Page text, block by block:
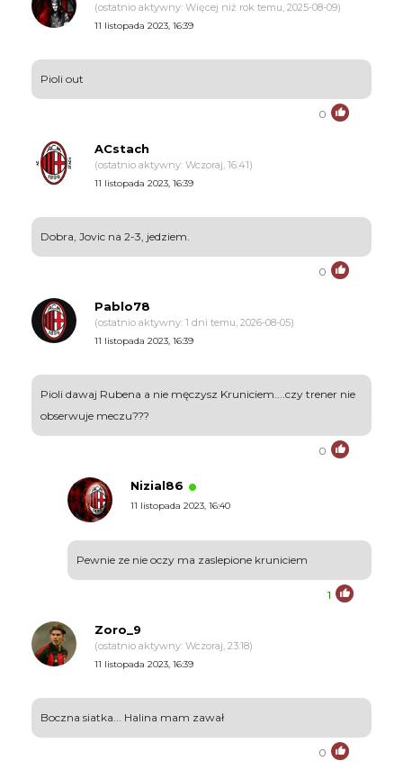
(ostatnio aktywny: Więcej niż rok temu, 2025-08-09)
11 listopada 2023, 16:39
Pioli out
0
ACstach
(ostatnio aktywny: Wczoraj, 16:41)
11 listopada 2023, 16:39
Dobra, Jovic na 2-3, jedziem.
0
Pablo78
(ostatnio aktywny: 1 dni temu, 2026-08-05)
11 listopada 2023, 16:39
Pioli dawaj Rubena a nie męczysz Kruniciem....czy trener nie
obserwuje meczu???
0
Nizial86
11 listopada 2023, 16:40
Pewnie ze nie oczy ma zaslepione kruniciem
1
Zoro_9
(ostatnio aktywny: Wczoraj, 23:18)
11 listopada 2023, 16:39
Boczna siatka... Halina mam zawał
0